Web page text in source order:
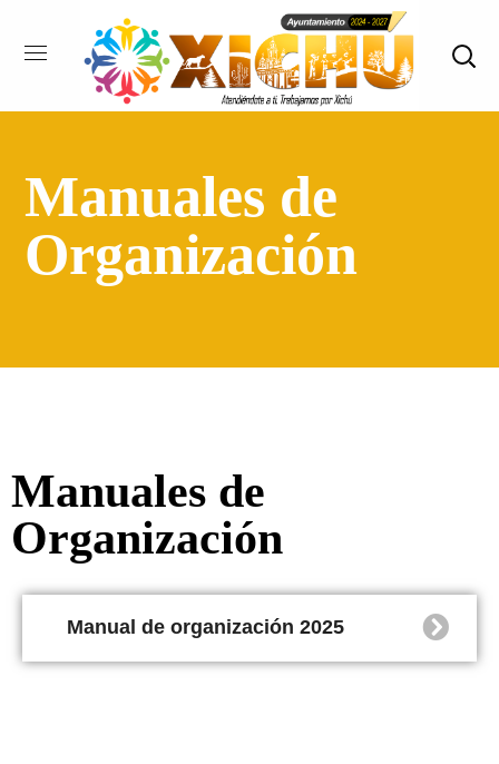
Manuales de
Organización
Manuales de
Organización
Manual de organización 2025